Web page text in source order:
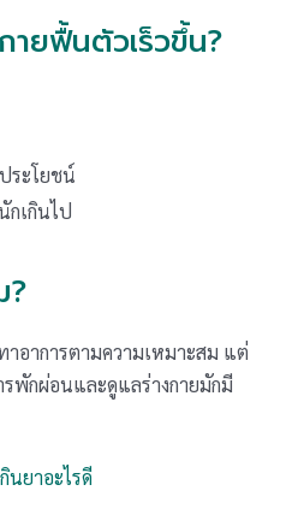
ายฟื้นตัวเร็วขึ้น?
ระโยชน์
กเกินไป
าอาการตามความเหมาะสม แต่
พักผ่อนและดูแลร่างกายมักมี
ยาอะไรดี